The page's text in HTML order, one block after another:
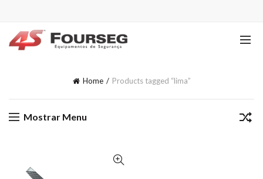
Home Products tagged “lima”
Mostrar Menu